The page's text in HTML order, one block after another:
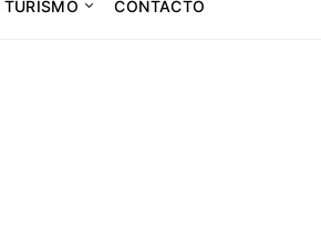
TURISMO CONTACTO